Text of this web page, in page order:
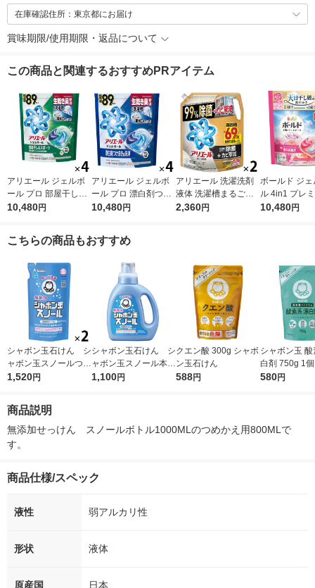
在庫確認住所：東京都にお届け
賞味期限/使用期限・返品について
この商品と関連するおすすめPRアイテム
アリエール ジェルボ
ール プロ 部屋干し＆
スポーツ 部屋干しで
1セット（89粒入×4
10,480円
アリエール ジェルボ
ール プロ 漂白剤つけ
おき級洗浄 清潔でさ
ズ 1セット（89粒入×
10,480円
アリエール 洗濯洗剤
液体 洗濯槽まるごと
除菌＋カビ撃減 スッ
2,360円
ボールド ジェ
ル 4in1 プレ
ロッサム 詰
10,480円
こちらの商品もおすすめ
シャボン玉石けん シ
ャボン玉スノールつめ
かえ用800mL 1セッ
1,520円
シャボン玉石けん シ
ャボン玉スノール本体
1000mL 1615
1,100円
クエン酸 300g シャボ
ン玉石けん
588円
シャボン玉
白剤 750g 1
ン玉石けん
580円
商品説明
無添加せっけん　スノールボトル1000MLのつめかえ用800MLで
す。
商品仕様/スペック
液性 弱アルカリ性
形状 液体
原産国 日本